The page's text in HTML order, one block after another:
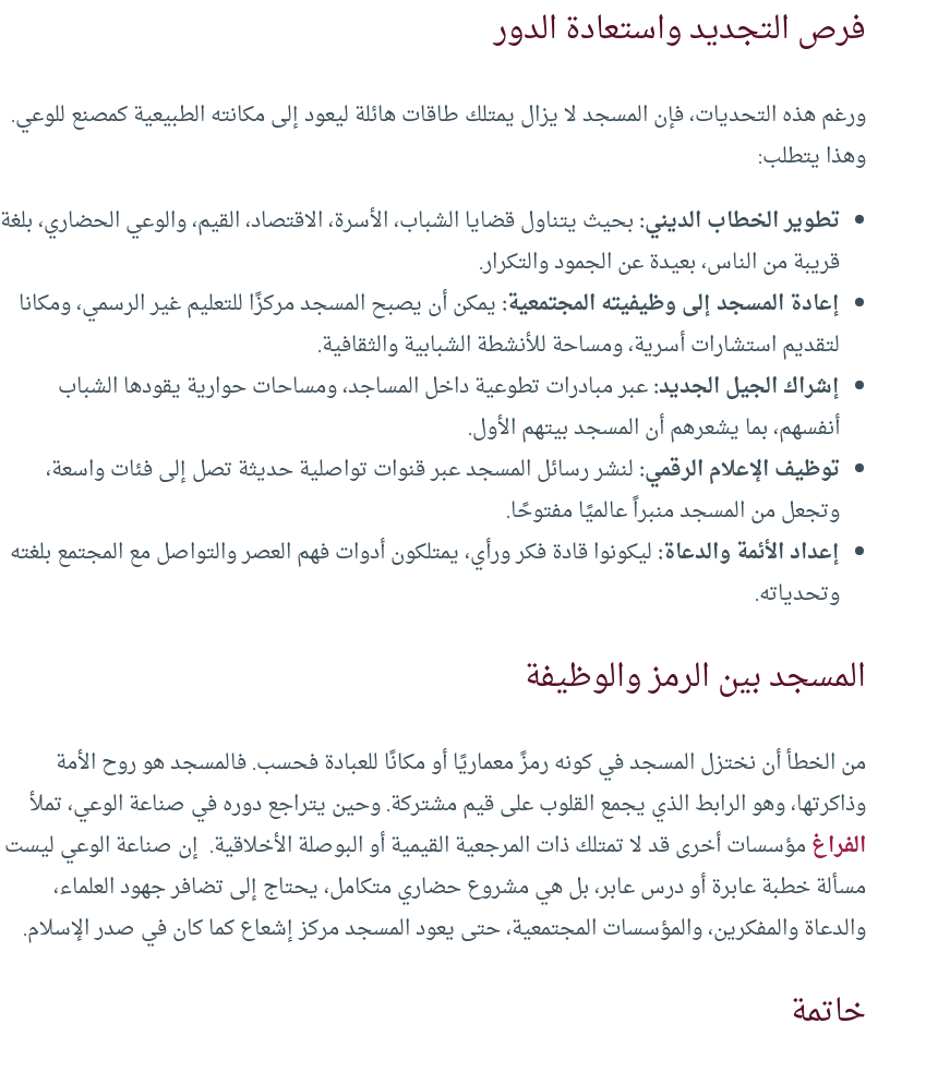
فرص التجديد واستعادة الدور
ورغم هذه التحديات، فإن المسجد لا يزال يمتلك طاقات هائلة ليعود إلى مكانته الطبيعية كمصنع للوعي.
وهذا يتطلب:
تطوير الخطاب الديني:بحيث يتناول قضايا الشباب، الأسرة، الاقتصاد، القيم، والوعي الحضاري، بلغة
قريبة من الناس، بعيدة عن الجمود والتكرار.
إعادة المسجد إلى وظيفيته المجتمعية:يمكن أن يصبح المسجد مركزًا للتعليم غير الرسمي، ومكانا
لتقديم استشارات أسرية، ومساحة للأنشطة الشبابية والثقافية.
إشراك الجيل الجديد:عبر مبادرات تطوعية داخل المساجد، ومساحات حوارية يقودها الشباب
أنفسهم، بما يشعرهم أن المسجد بيتهم الأول.
توظيف الإعلام الرقمي:لنشر رسائل المسجد عبر قنوات تواصلية حديثة تصل إلى فئات واسعة،
وتجعل من المسجد منبراً عالميًا مفتوحًا.
إعداد الأئمة والدعاة:ليكونوا قادة فكر ورأي، يمتلكون أدوات فهم العصر والتواصل مع المجتمع بلغته
وتحدياته.
المسجد بين الرمز والوظيفة
من الخطأ أن نختزل المسجد في كونه رمزً معماريًا أو مكانًا للعبادة فحسب. فالمسجد هو روح الأمة
وذاكرتها، وهو الرابط الذي يجمع القلوب على قيم مشتركة. وحين يتراجع دوره في صناعة الوعي، تملأ
الفراغمؤسسات أخرى قد لا تمتلك ذات المرجعية القيمية أو البوصلة الأخلاقية. إن صناعة الوعي ليست
مسألة خطبة عابرة أو درس عابر، بل هي مشروع حضاري متكامل، يحتاج إلى تضافر جهود العلماء،
والدعاة والمفكرين، والمؤسسات المجتمعية، حتى يعود المسجد مركز إشعاع كما كان في صدر الإسلام.
خاتمة